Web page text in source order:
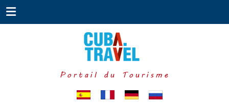
Portail du Tourisme